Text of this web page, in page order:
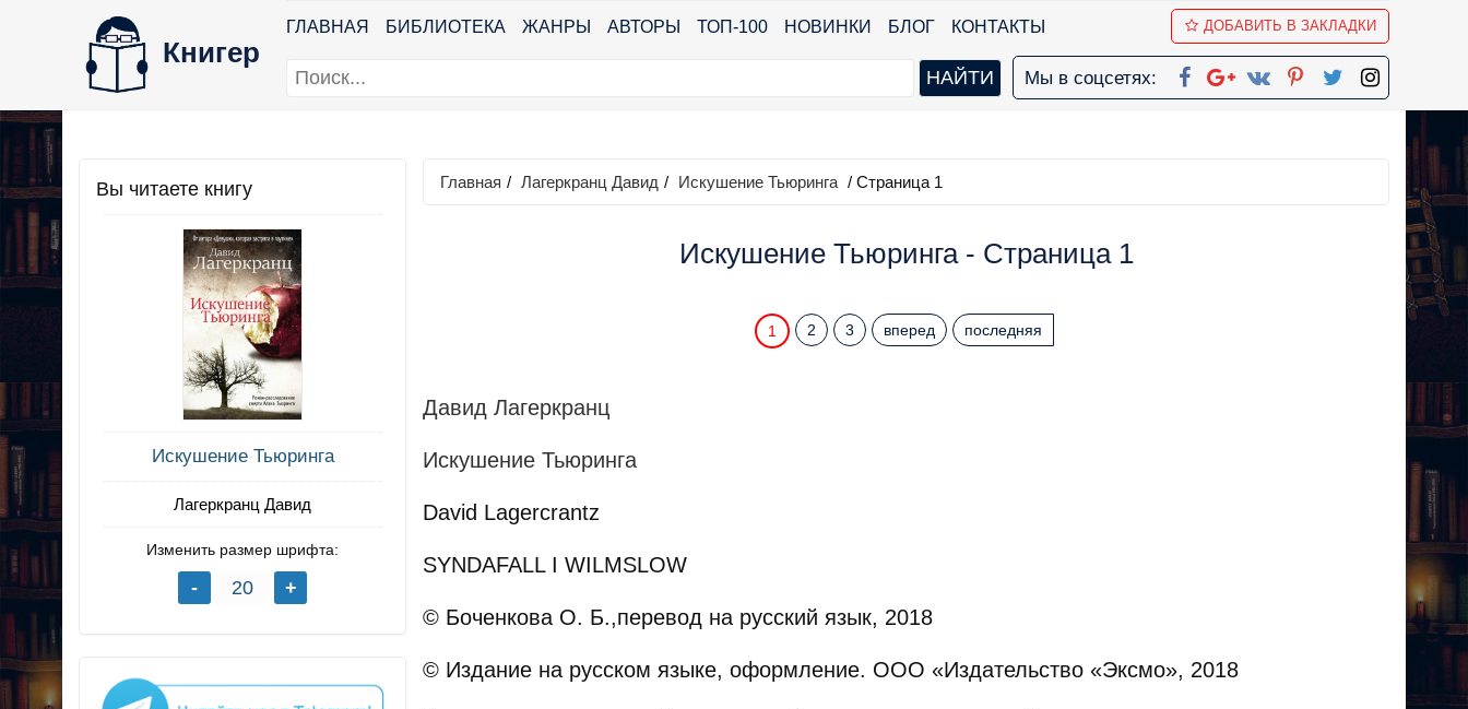
Книгер
ГЛАВНАЯ БИБЛИОТЕКА ЖАНРЫ АВТОРЫ ТОП-100 НОВИНКИ БЛОГ КОНТАКТЫ ДОБАВИТЬ В ЗАКЛАДКИ
Мы в соцсетях:
Вы читаете книгу
Искушение Тьюринга
Лагеркранц Давид
Изменить размер шрифта:
Главная / Лагеркранц Давид / Искушение Тьюринга / Страница 1
Искушение Тьюринга - Страница 1
1 2 3 вперед последняя
Давид Лагеркранц
Искушение Тьюринга
David Lagercrantz
SYNDAFALL I WILMSLOW
© Боченкова О. Б.,перевод на русский язык, 2018
© Издание на русском языке, оформление. ООО «Издательство «Эксмо», 2018